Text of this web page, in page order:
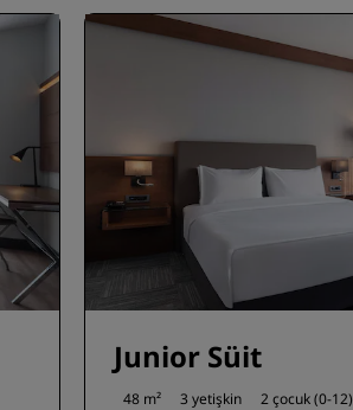
Junior Süit
48 m² 3 yetişkin 2 çocuk (0-12)